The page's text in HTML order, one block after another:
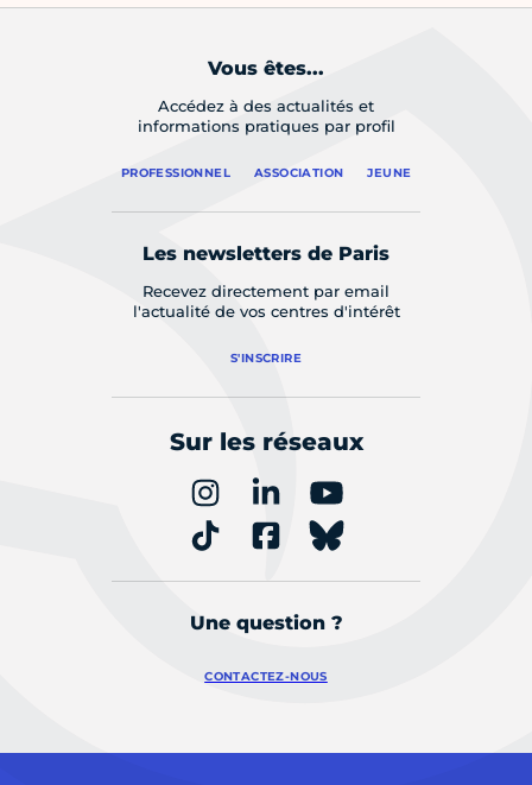
Vous êtes...
Accédez à des actualités et
informations pratiques par profil
PROFESSIONNEL ASSOCIATION JEUNE
Les newsletters de Paris
Recevez directement par email
l'actualité de vos centres d'intérêt
S'INSCRIRE
Sur les réseaux
Une question ?
CONTACTEZ-NOUS